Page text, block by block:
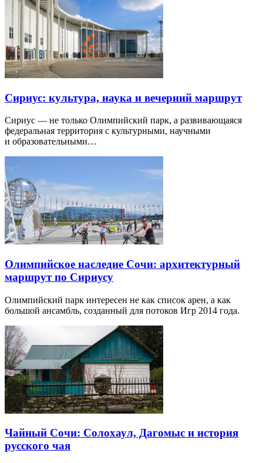
Сириус: культура, наука и вечерний маршрут
Сириус — не только Олимпийский парк, а развивающаяся
федеральная территория с культурными, научными
и образовательными…
Олимпийское наследие Сочи: архитектурный
маршрут по Сириусу
Олимпийский парк интересен не как список арен, а как
большой ансамбль, созданный для потоков Игр 2014 года.
Чайный Сочи: Солохаул, Дагомыс и история
русского чая